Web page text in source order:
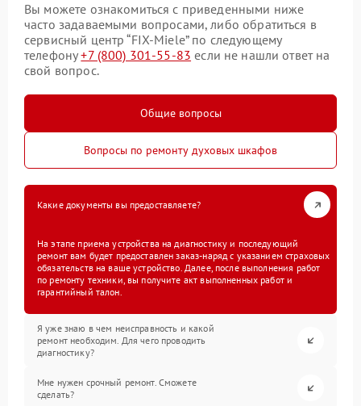
Вы можете ознакомиться с приведенными ниже
часто задаваемыми вопросами, либо обратиться в
сервисный центр “FIX-Miele” по следующему
телефону+7 (800) 301-55-83 если не нашли ответ на
свой вопрос.
Общие вопросы
Вопросы по ремонту духовых шкафов
Какие документы вы предоставляете?
На этапе приема устройства на диагностику и последующий
ремонт вам будет предоставлен заказ-наряд с указанием страховых
обязательств на ваше устройство. Далее, после выполнения работ
по ремонту техники, вы получите акт выполненных работ и
гарантийный талон.
Я уже знаю в чем неисправность и какой
ремонт необходим. Для чего проводить
диагностику?
Мне нужен срочный ремонт. Сможете
сделать?